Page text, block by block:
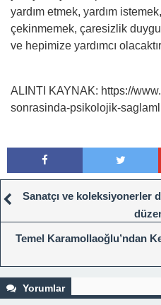
yardım etmek, yardım
çekinmemek, çaresizlik
ve hepimize yardımcı
ALINTI KAYNAK: https://
sonrasinda-psikolojik-
Sanatçı ve koleksiyonerler
Temel Karamollaoğlu’ndan
Yorumlar